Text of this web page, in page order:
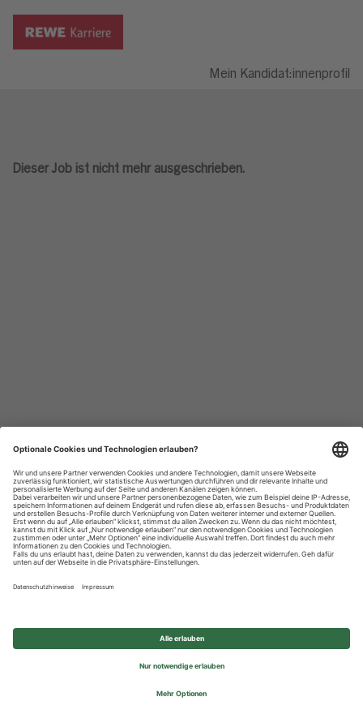
Mein Kandidat:innenprofil
Dieser Job ist nicht mehr ausgeschrieben.
Datenschutzhinweise
Impressum
Privatsphäre-Einstellungen
© 2026 REWE Group - All rights reserved